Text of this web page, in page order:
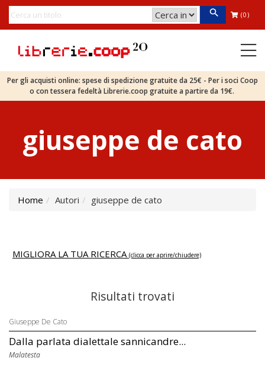
(0)
Per gli acquisti online: spese di spedizione gratuite da 25€ - Per i soci Coop
o con tessera fedeltà Librerie.coop gratuite a partire da 19€.
giuseppe de cato
Home Autori giuseppe de cato
MIGLIORA LA TUA RICERCA (clicca per aprire/chiudere)
Risultati trovati
Giuseppe De Cato
Dalla parlata dialettale sannicandre...
Malatesta